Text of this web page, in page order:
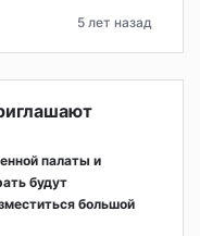
5 лет назад
палаты и
будут
большой